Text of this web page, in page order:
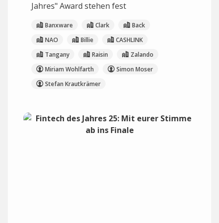
Jahres" Award stehen fest
Banxware Clark
Back
NAO
Billie
CASHLINK
Tangany
Raisin
Zalando
Miriam Wohlfarth
Simon Moser
Stefan Krautkrämer